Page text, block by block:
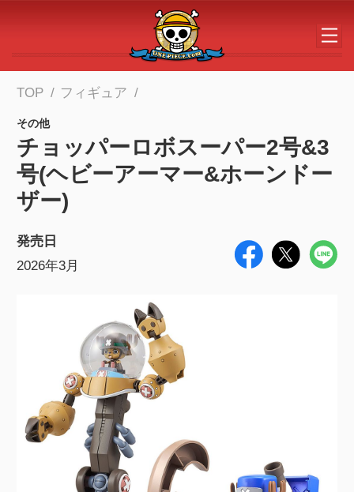
メインコンテンツへスキップする
TOP フィギュア
その他
チョッパーロボスーパー2号&3
号(ヘビーアーマー&ホーンドー
ザー)
発売日
2026年3月